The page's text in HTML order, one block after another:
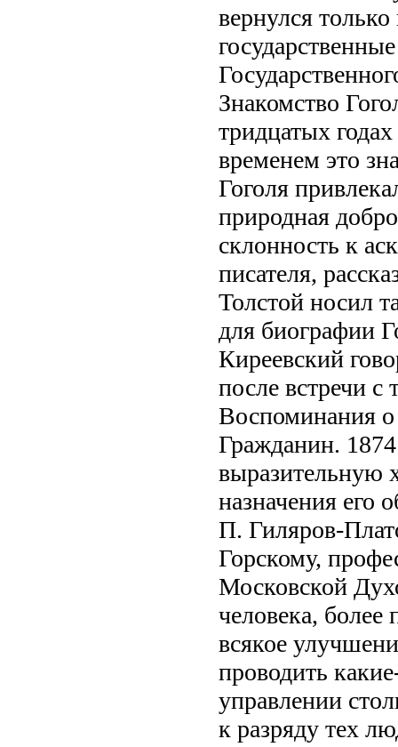
вернулся
Знакомство
тридцатых
временем это
Гоголя
природная
склонность к
писателя,
Толстой носил
для биографии
Киреевский
после встречи
Воспоминания о
Гражданин.
выразительную
назначения его
П. Гиляров-
Горскому,
Московской
человека, более
всякое
проводить
управлении
к разряду тех